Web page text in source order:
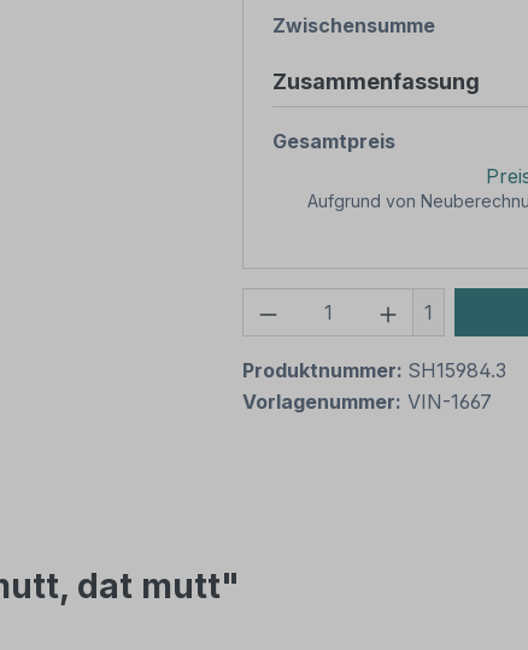
Zwischensumme
Zusammenfassung
Gesamtpreis
Aufgrund von
Produkt Anzahl:
1
Produktnummer: SH15984.3
Vorlagenummer: VIN-1667
dat mutt"